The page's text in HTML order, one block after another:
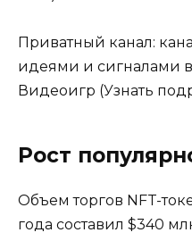
Приватный канал:
идеями и сигналами в
Видеоигр (Узнать
Рост
Объем торгов NFT-
года составил $340